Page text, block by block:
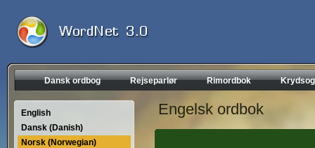
Dansk ordbog Rejseparlør Rimordbok
English
Dansk (Danish)
Norsk (Norwegian)
Engelsk ordbok